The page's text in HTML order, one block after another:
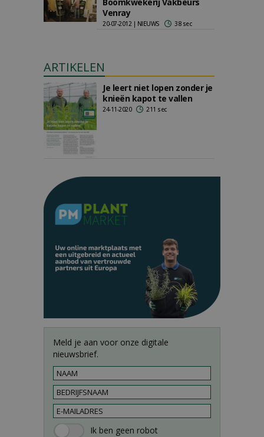
Venray
20-07-2012 | NIEUWS 38 sec
ARTIKELEN
Je leert niet lopen zonder je
knieën kapot te vallen
24-11-2020 211 sec
Meld je aan voor onze digitale
nieuwsbrief.